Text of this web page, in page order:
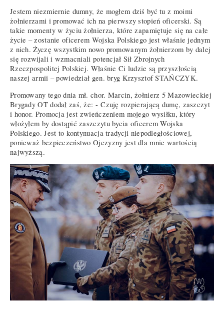
Jestem niezmiernie dumny, że mogłem dziś być tu z moimi
żołnierzami i promować ich na pierwszy stopień oficerski. Są
takie momenty w życiu żołnierza, które zapamiętuje się na całe
życie – zostanie oficerem Wojska Polskiego jest właśnie jednym
z nich. Życzę wszystkim nowo promowanym żołnierzom by dalej
się rozwijali i wzmacniali potencjał Sił Zbrojnych
Rzeczpospolitej Polskiej. Właśnie Ci ludzie są przyszłością
naszej armii – powiedział gen. bryg Krzysztof STAŃCZYK.
Promowany tego dnia mł. chor. Marcin, żołnierz 5 Mazowieckiej
Brygady OT dodał zaś, że: - Czuję rozpierającą dumę, zaszczyt
i honor. Promocja jest zwieńczeniem mojego wysiłku, który
włożyłem by dostąpić zaszczytu bycia oficerem Wojska
Polskiego. Jest to kontynuacja tradycji niepodległościowej,
ponieważ bezpieczeństwo Ojczyzny jest dla mnie wartością
najwyższą.